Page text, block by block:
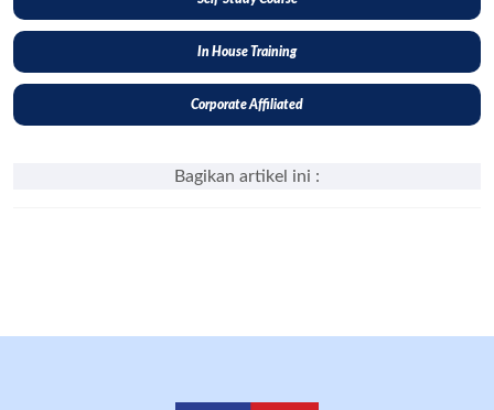
In House Training
Corporate Affiliated
Bagikan artikel ini :